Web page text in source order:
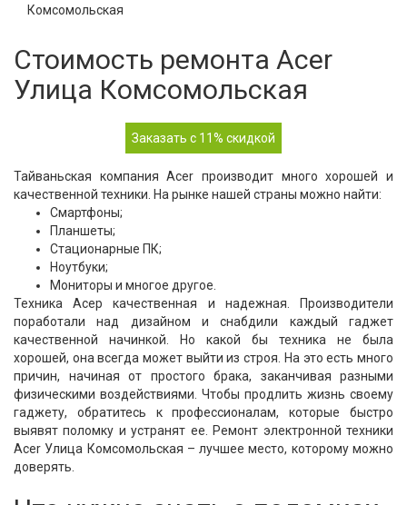
Комсомольская
Стоимость ремонта Acer
Улица Комсомольская
Заказать с 11% скидкой
Тайваньская компания Acer производит много хорошей и
качественной техники. На рынке нашей страны можно найти:
Смартфоны;
Планшеты;
Стационарные ПК;
Ноутбуки;
Мониторы и многое другое.
Техника Асер качественная и надежная. Производители
поработали над дизайном и снабдили каждый гаджет
качественной начинкой. Но какой бы техника не была
хорошей, она всегда может выйти из строя. На это есть много
причин, начиная от простого брака, заканчивая разными
физическими воздействиями. Чтобы продлить жизнь своему
гаджету, обратитесь к профессионалам, которые быстро
выявят поломку и устранят ее. Ремонт электронной техники
Acer Улица Комсомольская – лучшее место, которому можно
доверять.